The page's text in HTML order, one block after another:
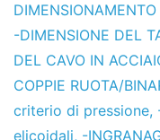
-DIMENSIONE DEL
DEL CAVO IN
COPPIE RUOTA/
criterio di pressione,
elicoidali, -